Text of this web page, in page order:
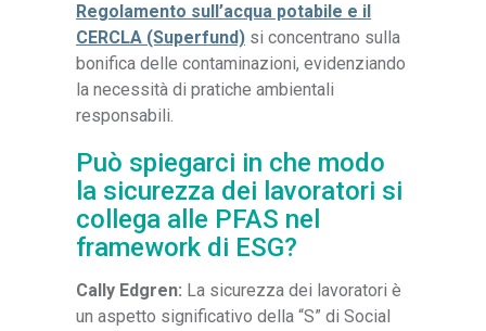
Regolamento sull’acqua potabile e il
CERCLA (Superfund) si concentrano sulla
bonifica delle contaminazioni, evidenziando
la necessità di pratiche ambientali
responsabili.
Può spiegarci in che modo
la sicurezza dei lavoratori si
collega alle PFAS nel
framework di ESG?
Cally Edgren: La sicurezza dei lavoratori è
un aspetto significativo della “S” di Social